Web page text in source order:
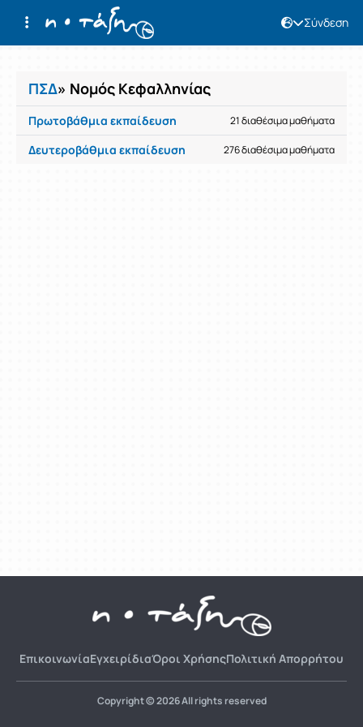
Σύνδεση
Μαθήματα
ΠΣΔ» Νομός Κεφαλληνίας
Πρωτοβάθμια εκπαίδευση 21 διαθέσιμα μαθήματα
Δευτεροβάθμια εκπαίδευση 276 διαθέσιμα μαθήματα
ΕπικοινωνίαΕγχειρίδιαΌροι ΧρήσηςΠολιτική Απορρήτου
Copyright © 2026 All rights reserved